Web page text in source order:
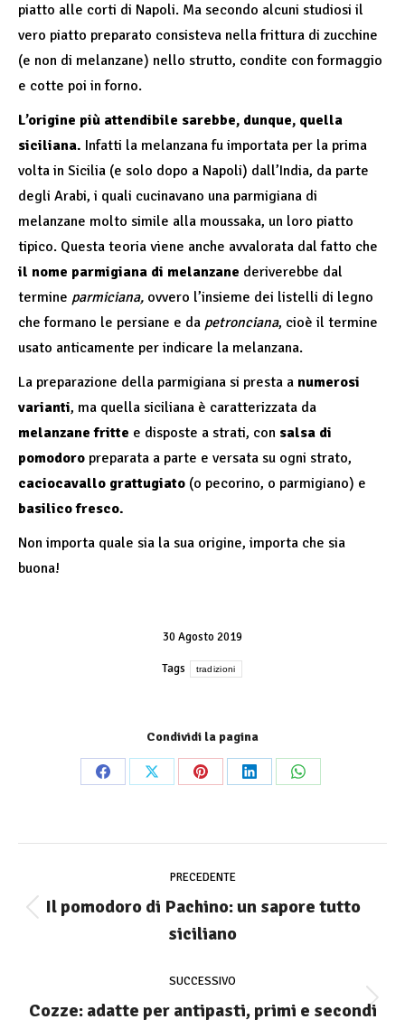
piatto alle corti di Napoli. Ma secondo alcuni studiosi il
vero piatto preparato consisteva nella frittura di zucchine
(e non di melanzane) nello strutto, condite con formaggio
e cotte poi in forno.
L’origine più attendibile sarebbe, dunque, quella
siciliana. Infatti la melanzana fu importata per la prima
volta in Sicilia (e solo dopo a Napoli) dall’India, da parte
degli Arabi, i quali cucinavano una parmigiana di
melanzane molto simile alla moussaka, un loro piatto
tipico. Questa teoria viene anche avvalorata dal fatto che
il nome parmigiana di melanzane deriverebbe dal
termine parmiciana, ovvero l’insieme dei listelli di legno
che formano le persiane e da petronciana, cioè il termine
usato anticamente per indicare la melanzana.
La preparazione della parmigiana si presta a numerosi
varianti, ma quella siciliana è caratterizzata da
melanzane fritte e disposte a strati, con salsa di
pomodoro preparata a parte e versata su ogni strato,
caciocavallo grattugiato (o pecorino, o parmigiano) e
basilico fresco.
Non importa quale sia la sua origine, importa che sia
buona!
30 Agosto 2019
Tags tradizioni
Condividi la pagina
Share
Share
Share
Share
Share
navigazione
PRECEDENTE
Stile
dell'anteprima:
Il pomodoro di Pachino: un sapore tutto
siciliano
SUCCESSIVO
Numero
Cozze: adatte per antipasti, primi e secondi